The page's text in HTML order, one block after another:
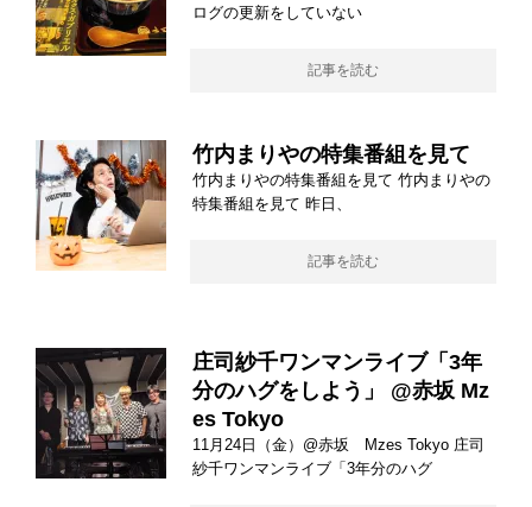
ログの更新をしていない
記事を読む
竹内まりやの特集番組を見て
竹内まりやの特集番組を見て 竹内まりやの
特集番組を見て 昨日、
記事を読む
庄司紗千ワンマンライブ「3年
分のハグをしよう」 @赤坂 Mz
es Tokyo
11月24日（金）@赤坂 Mzes Tokyo 庄司
紗千ワンマンライブ「3年分のハグ